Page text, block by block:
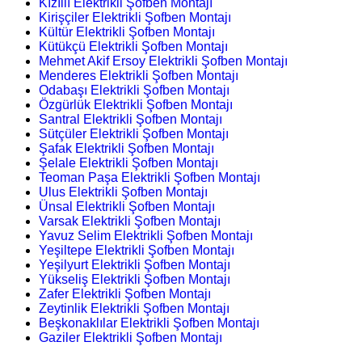
Kızıllı Elektrikli Şofben Montajı
Kirişçiler Elektrikli Şofben Montajı
Kültür Elektrikli Şofben Montajı
Kütükçü Elektrikli Şofben Montajı
Mehmet Akif Ersoy Elektrikli Şofben Montajı
Menderes Elektrikli Şofben Montajı
Odabaşı Elektrikli Şofben Montajı
Özgürlük Elektrikli Şofben Montajı
Santral Elektrikli Şofben Montajı
Sütçüler Elektrikli Şofben Montajı
Şafak Elektrikli Şofben Montajı
Şelale Elektrikli Şofben Montajı
Teoman Paşa Elektrikli Şofben Montajı
Ulus Elektrikli Şofben Montajı
Ünsal Elektrikli Şofben Montajı
Varsak Elektrikli Şofben Montajı
Yavuz Selim Elektrikli Şofben Montajı
Yeşiltepe Elektrikli Şofben Montajı
Yeşilyurt Elektrikli Şofben Montajı
Yükseliş Elektrikli Şofben Montajı
Zafer Elektrikli Şofben Montajı
Zeytinlik Elektrikli Şofben Montajı
Beşkonaklılar Elektrikli Şofben Montajı
Gaziler Elektrikli Şofben Montajı